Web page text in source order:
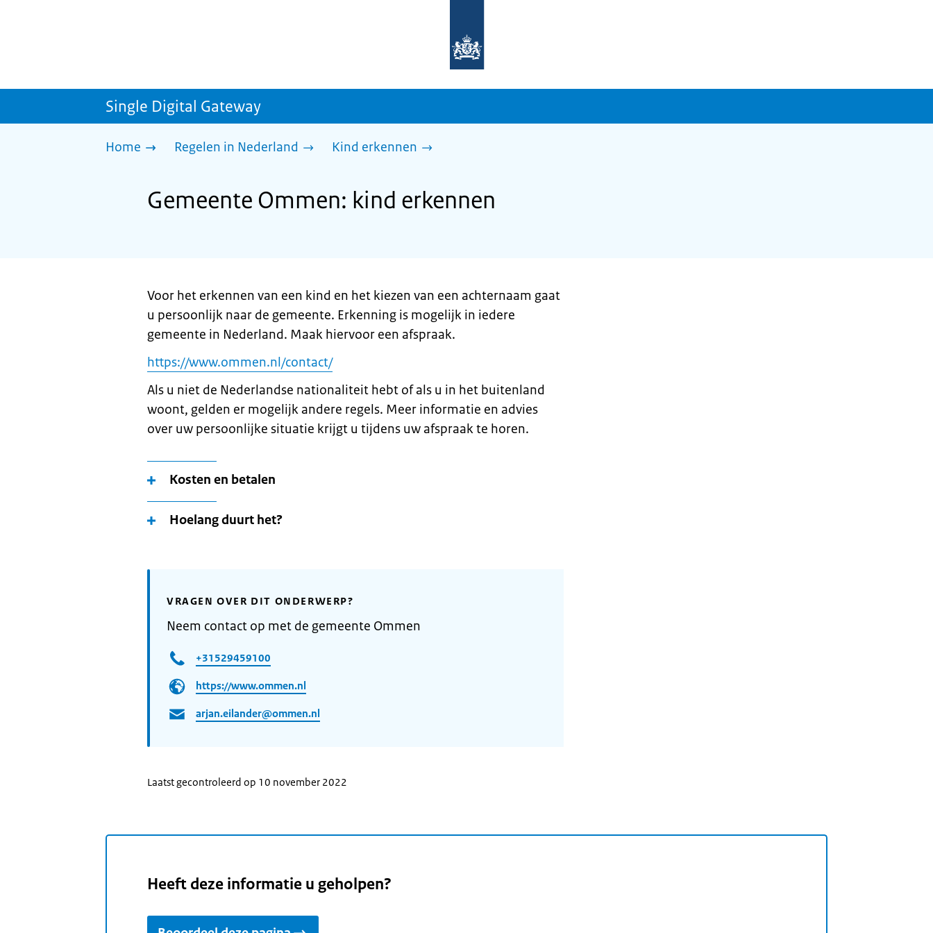
homepage
sdg.rijksoverheid.nl
Single Digital Gateway
Home Regelen in Nederland Kind erkennen
Gemeente Ommen: kind erkennen
Voor het erkennen van een kind en het kiezen van een achternaam gaat
u persoonlijk naar de gemeente. Erkenning is mogelijk in iedere
gemeente in Nederland. Maak hiervoor een afspraak.
https://www.ommen.nl/contact/
Als u niet de Nederlandse nationaliteit hebt of als u in het buitenland
woont, gelden er mogelijk andere regels. Meer informatie en advies
over uw persoonlijke situatie krijgt u tijdens uw afspraak te horen.
Kosten en betalen
Hoelang duurt het?
VRAGEN OVER DIT ONDERWERP?
Neem contact op met de gemeente Ommen
+31529459100
https://www.ommen.nl
arjan.eilander@ommen.nl
Laatst gecontroleerd op 10 november 2022
Heeft deze informatie u geholpen?